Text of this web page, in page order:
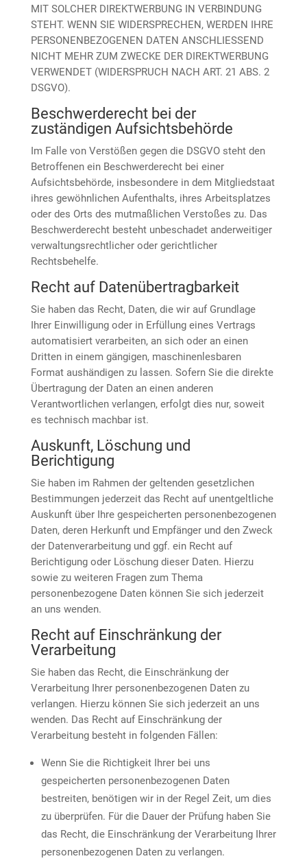
MIT SOLCHER DIREKTWERBUNG IN VERBINDUNG
STEHT. WENN SIE WIDERSPRECHEN, WERDEN IHRE
PERSONENBEZOGENEN DATEN ANSCHLIESSEND
NICHT MEHR ZUM ZWECKE DER DIREKTWERBUNG
VERWENDET (WIDERSPRUCH NACH ART. 21 ABS. 2
DSGVO).
Beschwerde­recht bei der
zuständigen Aufsichts­behörde
Im Falle von Verstößen gegen die DSGVO steht den
Betroffenen ein Beschwerderecht bei einer
Aufsichtsbehörde, insbesondere in dem Mitgliedstaat
ihres gewöhnlichen Aufenthalts, ihres Arbeitsplatzes
oder des Orts des mutmaßlichen Verstoßes zu. Das
Beschwerderecht besteht unbeschadet anderweitiger
verwaltungsrechtlicher oder gerichtlicher
Rechtsbehelfe.
Recht auf Daten­übertrag­barkeit
Sie haben das Recht, Daten, die wir auf Grundlage
Ihrer Einwilligung oder in Erfüllung eines Vertrags
automatisiert verarbeiten, an sich oder an einen
Dritten in einem gängigen, maschinenlesbaren
Format aushändigen zu lassen. Sofern Sie die direkte
Übertragung der Daten an einen anderen
Verantwortlichen verlangen, erfolgt dies nur, soweit
es technisch machbar ist.
Auskunft, Löschung und
Berichtigung
Sie haben im Rahmen der geltenden gesetzlichen
Bestimmungen jederzeit das Recht auf unentgeltliche
Auskunft über Ihre gespeicherten personenbezogenen
Daten, deren Herkunft und Empfänger und den Zweck
der Datenverarbeitung und ggf. ein Recht auf
Berichtigung oder Löschung dieser Daten. Hierzu
sowie zu weiteren Fragen zum Thema
personenbezogene Daten können Sie sich jederzeit
an uns wenden.
Recht auf Einschränkung der
Verarbeitung
Sie haben das Recht, die Einschränkung der
Verarbeitung Ihrer personenbezogenen Daten zu
verlangen. Hierzu können Sie sich jederzeit an uns
wenden. Das Recht auf Einschränkung der
Verarbeitung besteht in folgenden Fällen:
Wenn Sie die Richtigkeit Ihrer bei uns
gespeicherten personenbezogenen Daten
bestreiten, benötigen wir in der Regel Zeit, um dies
zu überprüfen. Für die Dauer der Prüfung haben Sie
das Recht, die Einschränkung der Verarbeitung Ihrer
personenbezogenen Daten zu verlangen.